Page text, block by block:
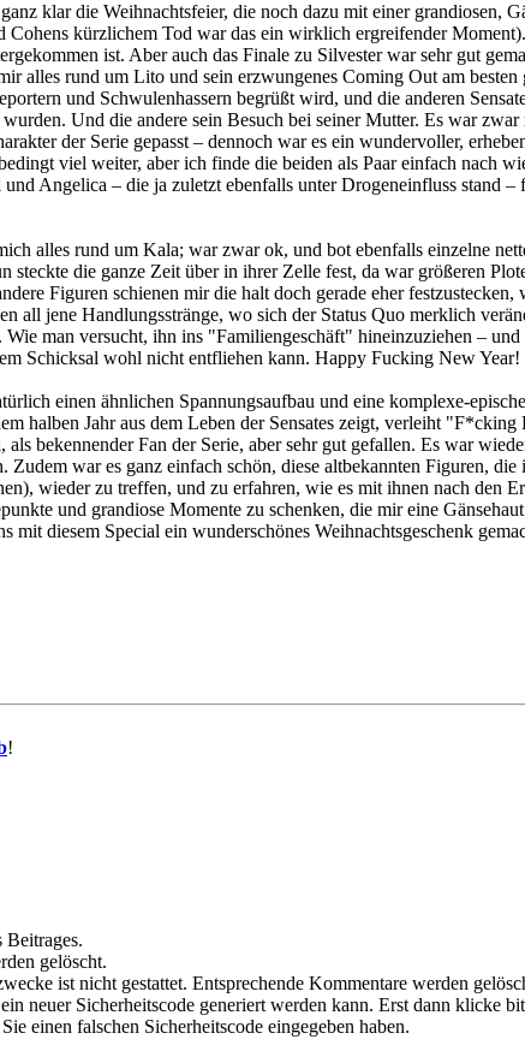
klar die Weihnachtsfeier, die noch dazu mit einer
kürzlichem Tod war das ein wirklich ergreifender
ist. Aber auch das Finale zu Silvester war sehr gut
alles rund um Lito und sein erzwungenes Coming Out am
und Schwulenhassern begrüßt wird, und die anderen
Und die andere sein Besuch bei seiner Mutter. Es war
der Serie gepasst – dennoch war es ein wundervoller,
viel weiter, aber ich finde die beiden als Paar einfach nach
Angelica – die ja zuletzt ebenfalls unter Drogeneinfluss stand
alles rund um Kala; war zwar ok, und bot ebenfalls einzelne
steckte die ganze Zeit über in ihrer Zelle fest, da war größeren
Figuren schienen mir die halt doch gerade eher
all jene Handlungsstränge, wo sich der Status Quo merklich
man versucht, ihn ins "Familiengeschäft" hineinzuziehen –
Schicksal wohl nicht entfliehen kann. Happy Fucking New Year!
einen ähnlichen Spannungsaufbau und eine komplexe-
halben Jahr aus dem Leben der Sensates zeigt, verleiht
als bekennender Fan der Serie, aber sehr gut gefallen. Es war
war es ganz einfach schön, diese altbekannten Figuren,
wieder zu treffen, und zu erfahren, wie es mit ihnen nach den
und grandiose Momente zu schenken, die mir eine
mit diesem Special ein wunderschönes Weihnachtsgeschenk
!
Beitrages.
gelöscht.
ist nicht gestattet. Entsprechende Kommentare werden
neuer Sicherheitscode generiert werden kann. Erst dann klicke
einen falschen Sicherheitscode eingegeben haben.